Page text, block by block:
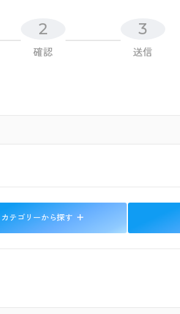
2
確認
3
送信
カテゴリーから探す